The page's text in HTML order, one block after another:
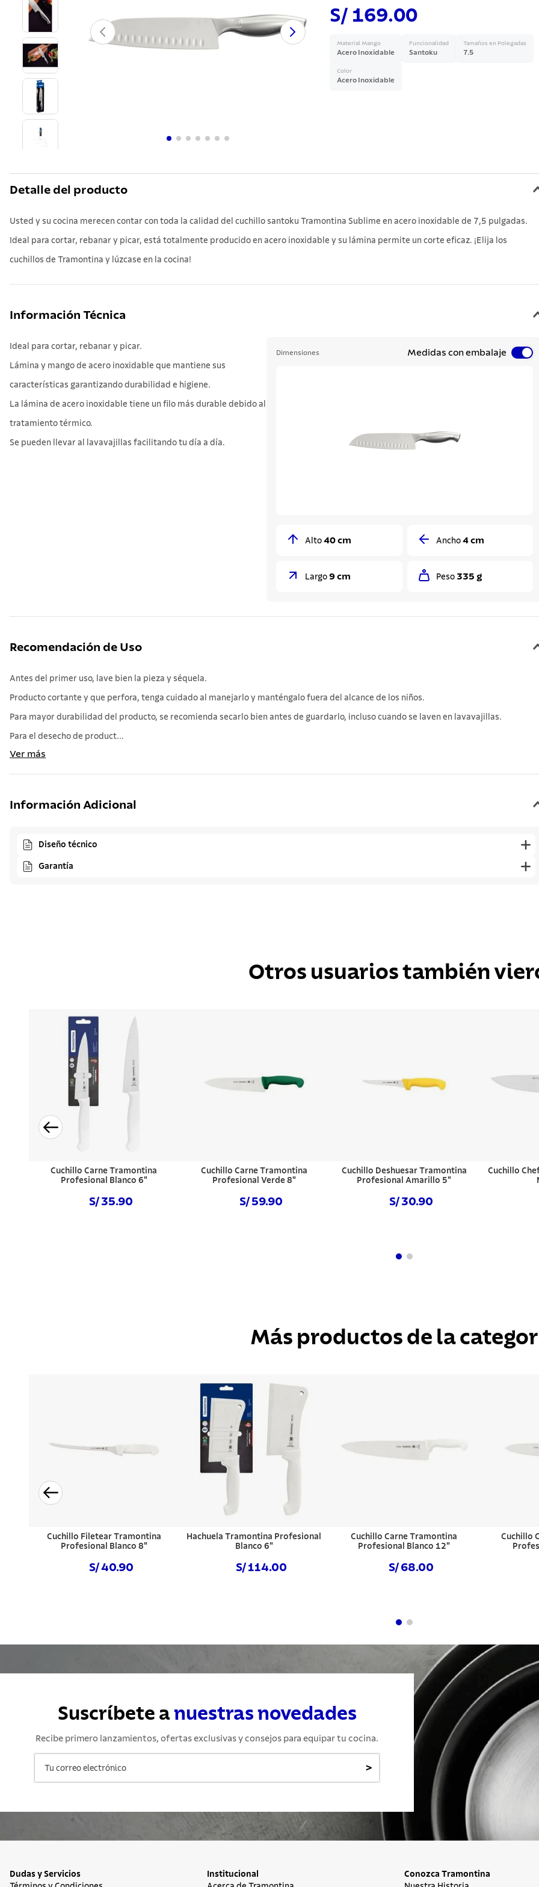
S/ 169.00
Material Mango
Acero Inoxidable
Funcionalidad
Santoku
Tamaños en Polegadas
7.5
Color
Acero Inoxidable
Detalle del producto
Usted y su cocina merecen contar con toda la calidad del cuchillo santoku Tramontina Sublime en acero inoxidable de 7,5 pulgadas.
Ideal para cortar, rebanar y picar, está totalmente producido en acero inoxidable y su lámina permite un corte eficaz. ¡Elija los
cuchillos de Tramontina y lúzcase en la cocina!
Información Técnica
Ideal para cortar, rebanar y picar.
Lámina y mango de acero inoxidable que mantiene sus
características garantizando durabilidad e higiene.
La lámina de acero inoxidable tiene un filo más durable debido al
tratamiento térmico.
Se pueden llevar al lavavajillas facilitando tu día a día.
Dimensiones Medidas con embalaje
Alto 40 cm Ancho 4 cm
Largo 9 cm Peso 335 g
Recomendación de Uso
Antes del primer uso, lave bien la pieza y séquela.
Producto cortante y que perfora, tenga cuidado al manejarlo y manténgalo fuera del alcance de los niños.
Para mayor durabilidad del producto, se recomienda secarlo bien antes de guardarlo, incluso cuando se laven en lavavajillas.
Para el desecho de product...
Ver más
Información Adicional
Diseño técnico
Garantía
Otros usuarios también
Cuchillo Carne Tramontina
Profesional Blanco 6"
S/ 35.90
Cuchillo Carne Tramontina
Profesional Verde 8"
S/ 59.90
Cuchillo Deshuesar Tramontina
Profesional Amarillo 5"
S/ 30.90
Cuchillo
Más productos de la
Cuchillo Filetear Tramontina
Profesional Blanco 8"
S/ 40.90
Hachuela Tramontina Profesional
Blanco 6"
S/ 114.00
Cuchillo Carne Tramontina
Profesional Blanco 12"
S/ 68.00
Cuchillo
Suscríbete anuestras novedades
Recibe primero lanzamientos, ofertas exclusivas y consejos para equipar tu cocina.
>
Dudas y Servicios
Institucional
Conozca Tramontina
10. tetera